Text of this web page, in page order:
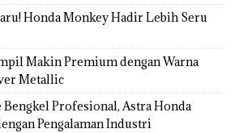
Honda Monkey Hadir Lebih Seru
Makin Premium dengan Warna
Metallic
Bengkel Profesional, Astra Honda
Pengalaman Industri